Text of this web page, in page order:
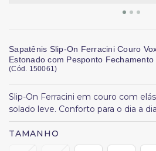
Sapatênis Slip-On Ferracini Couro
Estonado com Pesponto
(Cód. 150061)
Slip-On Ferracini em couro com
solado leve. Conforto para o dia a
TAMANHO